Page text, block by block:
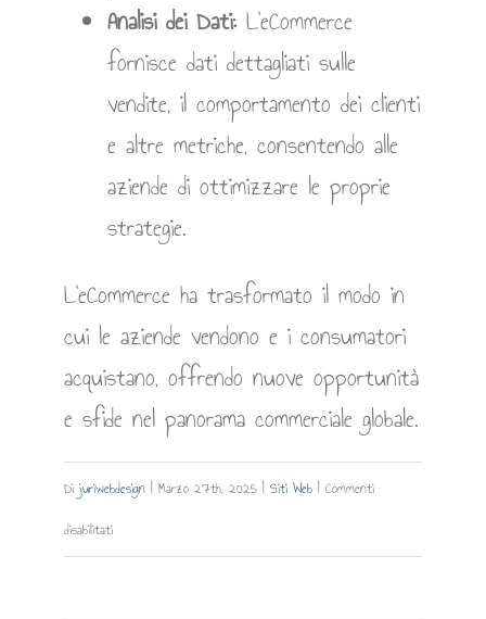
Analisi dei Dati: L’eCommerce
fornisce dati dettagliati sulle
vendite, il comportamento dei clienti
e altre metriche, consentendo alle
aziende di ottimizzare le proprie
strategie.
L’eCommerce ha trasformato il modo in
cui le aziende vendono e i consumatori
acquistano, offrendo nuove opportunità
e sfide nel panorama commerciale globale.
Dijuriwebdesign | Marzo 27th, 2025 | Siti Web | Commenti
disabilitatisu